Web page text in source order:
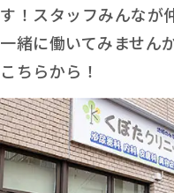
！スタッフみんなが
緒に働いてみません
ちらから！